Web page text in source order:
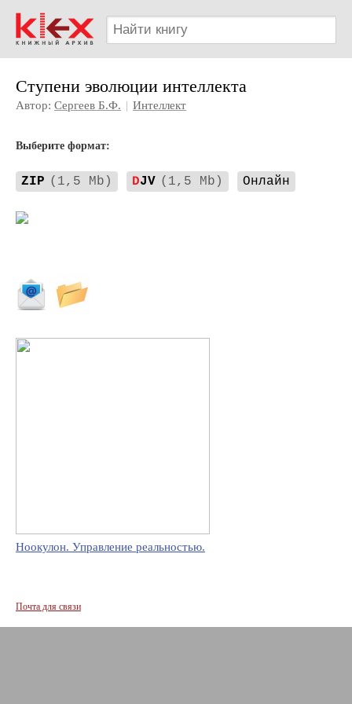
Ступени эволюции интеллекта
Автор: Сергеев Б.Ф. | Интеллект
Выберите формат:
ZIP (1,5 Mb) DJV (1,5 Mb) Онлайн
Ноокулон. Управление реальностью.
Почта для связи